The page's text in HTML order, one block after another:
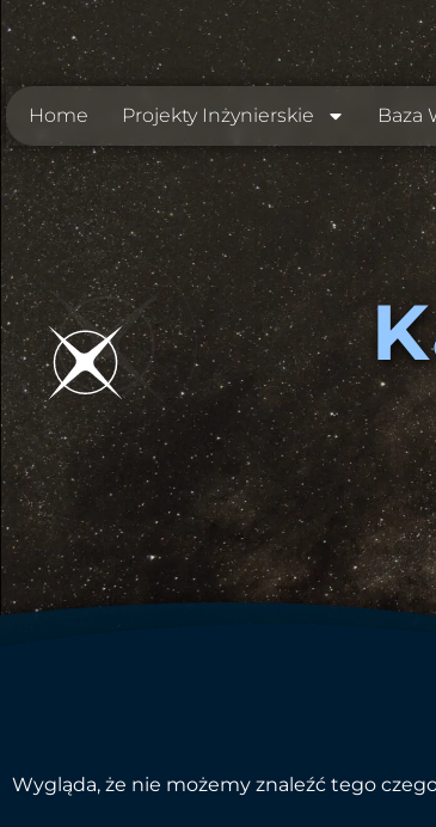
Home Projekty Inżynierskie Baza
Wygląda, że nie możemy znaleźć tego